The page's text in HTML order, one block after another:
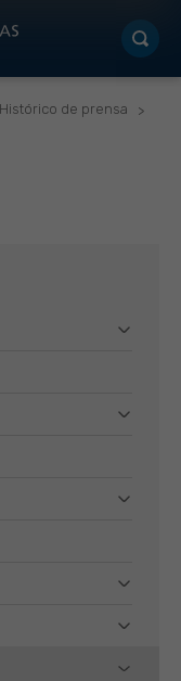
Histórico de prensa